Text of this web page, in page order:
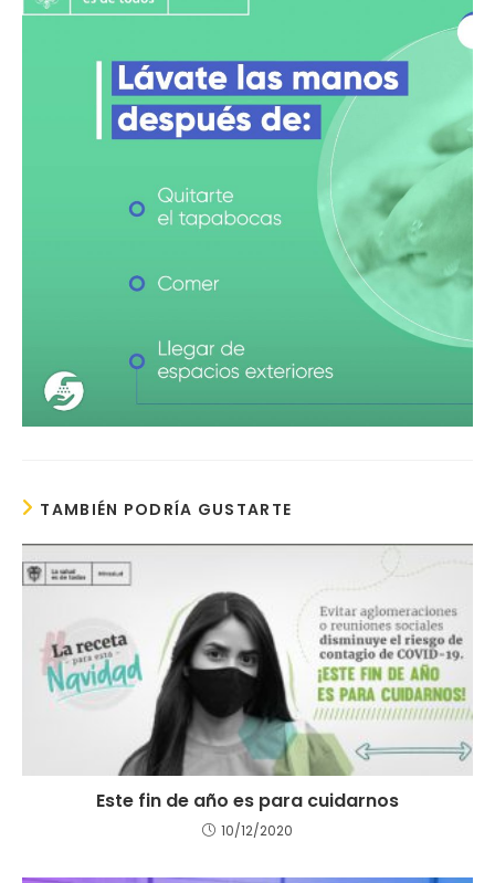
TAMBIÉN PODRÍA GUSTARTE
Este fin de año es para cuidarnos
10/12/2020